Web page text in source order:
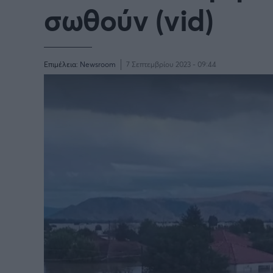
σωθούν (vid)
Επιμέλεια: Newsroom 7 Σεπτεμβρίου 2023 - 09:44